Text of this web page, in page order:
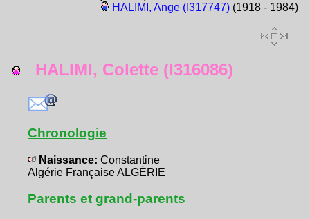
HALIMI, Ange (I317747)(1918 - 1984)
HALIMI, Colette (I316086)
Chronologie
Naissance: Constantine
Algérie Française ALGÉRIE
Parents et grand-parents